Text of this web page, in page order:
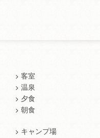
客室
温泉
夕食
朝食
キャンプ場